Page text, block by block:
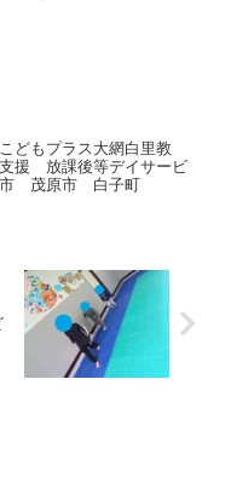
もプラス大網白里教
援 放課後等デイサービ
茂原市 白子町